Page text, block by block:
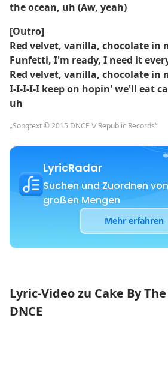
the ocean, uh (Aw, yeah)
[Outro]
Red velvet, vanilla, chocolate in
Funfetti, I'm ready, I need it
Red velvet, vanilla, chocolate in
I-I-I-I-I keep on hopin' we'll eat
uh
„Songtext © 2015 DNCE \/ Republic Records“
LyricRadar
Suchen und Zuordnen
großen Mengen
Mehr erfahren
Lyric-Video zu Cake By
DNCE